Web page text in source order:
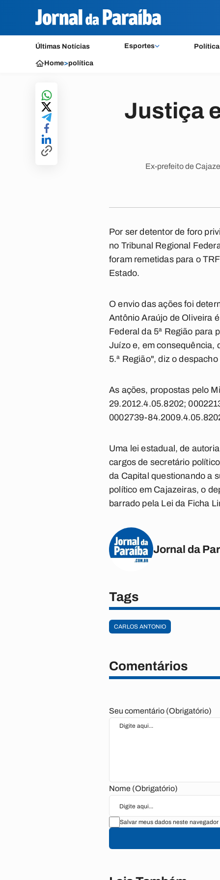
Últimas Notícias Esportes Política
Home>política
Justiça
Ex-prefeito de
Por ser detentor de foro
no Tribunal Regional
foram remetidas para o
Estado.
O envio das ações foi
Antônio Araújo de Oliveira
Federal da 5ª Região para
Juízo e, em consequência,
5.ª Região", diz o
As ações, propostas pelo
29.2012.4.05.8202;
0002739-
Uma lei estadual, de
cargos de secretário
da Capital questionando a
político em Cajazeiras, o
barrado pela Lei da Ficha
Jornal da
Tags
CARLOS ANTONIO
Comentários
Seu comentário (Obrigatório)
Nome (Obrigatório)
Salvar meus dados neste